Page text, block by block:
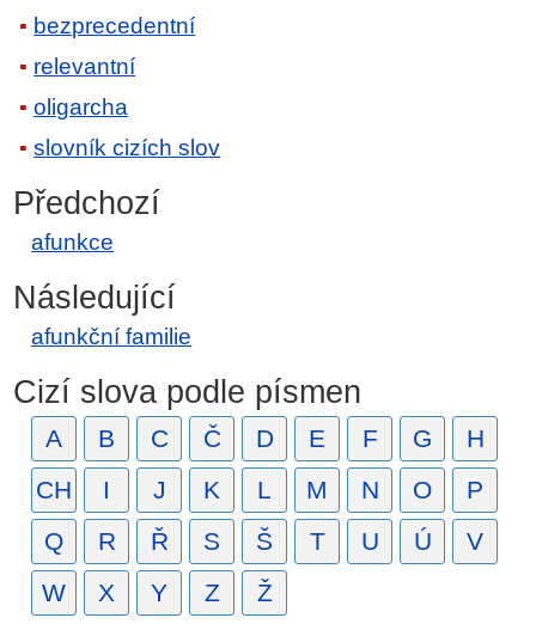
bezprecedentní
relevantní
oligarcha
slovník cizích slov
Předchozí
afunkce
Následující
afunkční familie
Cizí slova podle písmen
A B C Č D E F G
H
CH
I J K L M N O
P
Q
R Ř S Š T U Ú
V
W
X Y Z Ž